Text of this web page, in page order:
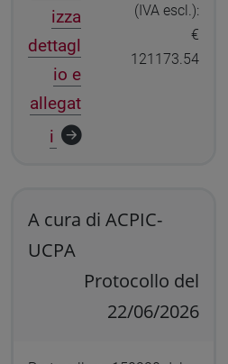
izza
dettagl
io e
allegat
i
(IVA escl.):
€
121173.54
A cura di ACPIC-
UCPA
Protocollo del
22/06/2026